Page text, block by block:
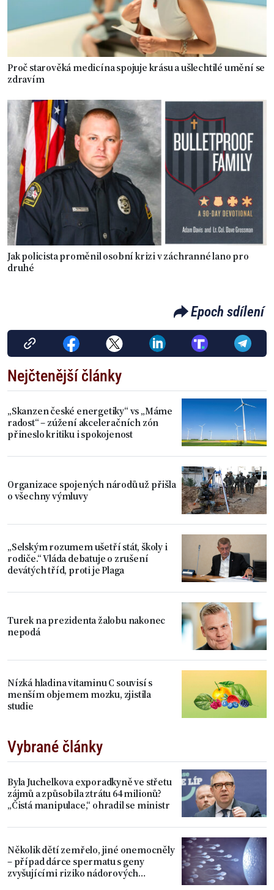
Proč starověká medicína spojuje krásu a ušlechtilé umění se
zdravím
Jak policista proměnil osobní krizi v záchranné lano pro
druhé
Epoch sdílení
Nejčtenější články
„Skanzen české energetiky“ vs „Máme
radost“ – zúžení akceleračních zón
přineslo kritiku i spokojenost
Organizace spojených národů už přišla
o všechny výmluvy
„Selským rozumem ušetří stát, školy i
rodiče.“ Vláda debatuje o zrušení
devátých tříd, proti je Plaga
Turek na prezidenta žalobu nakonec
nepodá
Nízká hladina vitaminu C souvisí s
menším objemem mozku, zjistila
studie
Vybrané články
Byla Juchelkova exporadkyně ve střetu
zájmů a způsobila ztrátu 64 milionů?
„Čistá manipulace,“ ohradil se ministr
Několik dětí zemřelo, jiné onemocněly
– případ dárce spermatu s geny
zvyšujícími riziko nádorových